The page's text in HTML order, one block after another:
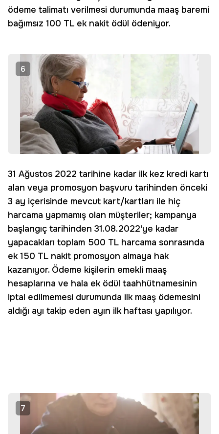
ödeme talimatı verilmesi durumunda maaş baremi
bağımsız 100 TL ek nakit ödül ödeniyor.
6
31 Ağustos 2022 tarihine kadar ilk kez kredi kartı
alan veya promosyon başvuru tarihinden önceki
3 ay içerisinde mevcut kart/kartları ile hiç
harcama yapmamış olan müşteriler; kampanya
başlangıç tarihinden 31.08.2022'ye kadar
yapacakları toplam 500 TL harcama sonrasında
ek 150 TL nakit promosyon almaya hak
kazanıyor. Ödeme kişilerin emekli maaş
hesaplarına ve hala ek ödül taahhütnamesinin
iptal edilmemesi durumunda ilk maaş ödemesini
aldığı ayı takip eden ayın ilk haftası yapılıyor.
7